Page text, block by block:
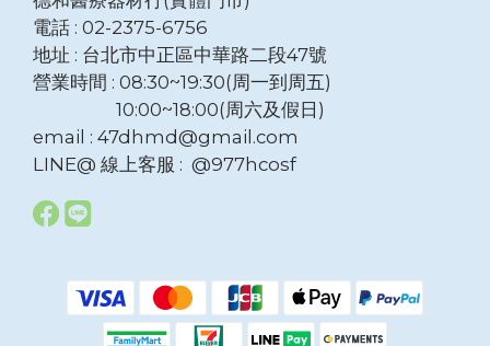
電話 : 02-2375-6756
地址 : 台北市中正區中華路二段47號
營業時間 : 08:30~19:30(周一到周五)
10:00~18:00(周六及假日)
email : 47dhmd@gmail.com
LINE@ 線上客服 : @977hcosf